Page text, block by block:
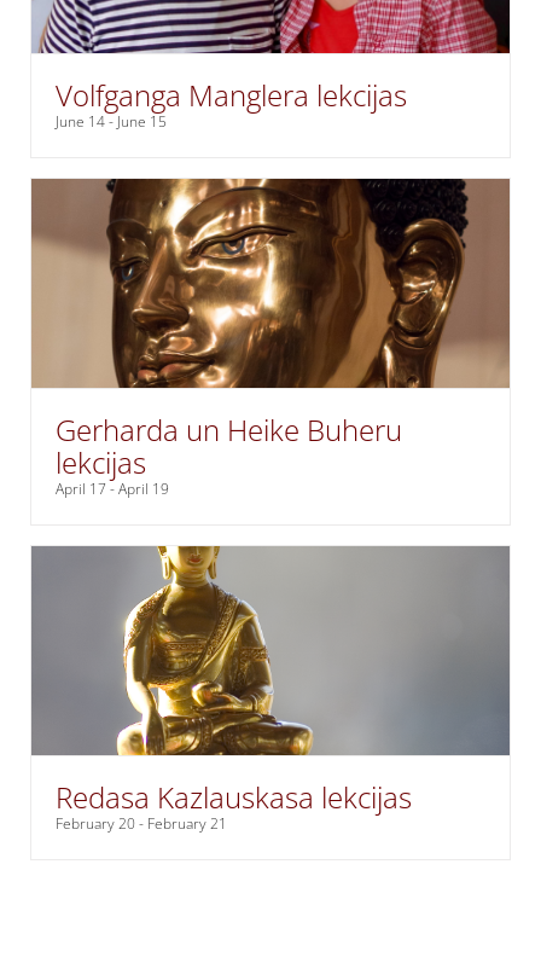
Volfganga Manglera lekcijas
June 14- June 15
Gerharda un Heike Buheru
lekcijas
April 17 -April 19
Redasa Kazlauskasa lekcijas
February 20- February 21